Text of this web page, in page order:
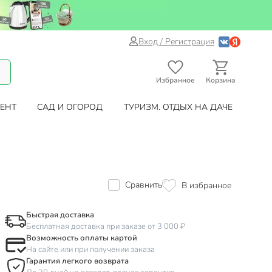
Вход / Регистрация
Избранное Корзина
САД И ОГОРОД ТУРИЗМ. ОТДЫХ НА ДАЧЕ
Сравнить В избранное
Быстрая доставка
Бесплатная доставка при заказе от 3 000 ₽
Возможность оплаты картой
На сайте или при получении заказа
Гарантия легкого возврата